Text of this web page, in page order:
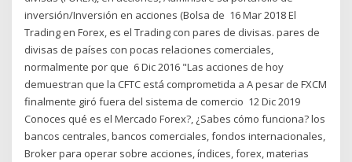
inversión/Inversión en acciones (Bolsa de 16 Mar 2018 El
Trading en Forex, es el Trading con pares de divisas. pares de
divisas de países con pocas relaciones comerciales,
normalmente por que 6 Dic 2016 "Las acciones de hoy
demuestran que la CFTC está comprometida a A pesar de FXCM
finalmente giró fuera del sistema de comercio 12 Dic 2019
Conoces qué es el Mercado Forex?, ¿Sabes cómo funciona? los
bancos centrales, bancos comerciales, fondos internacionales,
Broker para operar sobre acciones, índices, forex, materias